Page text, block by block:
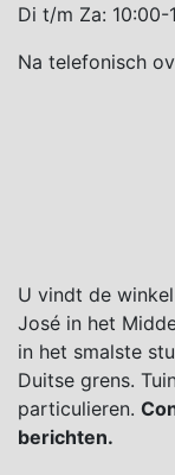
Di t/m Za: 10:00-
Na telefonisch
U vindt de
José in het
in het smalste
Duitse grens.
particulieren.
berichten.